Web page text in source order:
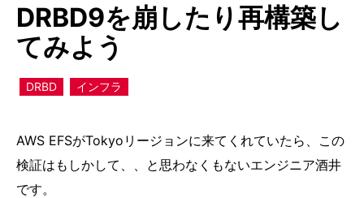
DRBD9を崩したり再構築し
てみよう
DRBD インフラ
AWS EFSがTokyoリージョンに来てくれていたら、この
検証はもしかして、、と思わなくもないエンジニア酒井
です。